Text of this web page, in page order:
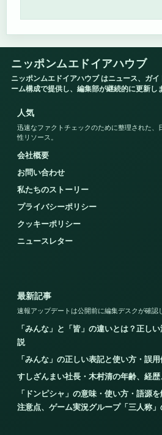
ニッポンムエドイアハウブ
ニッポンムエドイアハウブ はニュース、ガ
ーム構成で提供し、編集部が継続的に更新し
人気
迅速なファクトチェックのために整理された、
性リソース。
会社概要
お問い合わせ
私たちのストーリー
プライバシーポリシー
クッキーポリシー
ニュースレター
最新記事
速報アップデートは公開前に編集デスクが確認
「みんな」と「皆」の違いとは？正し
説
「みんな」の正しい表記と使い方・誤
すしざんまい社長・木村清の年齢、経
「ドンピシャ」の意味・使い方・語源
注意点、ゲーム実況グループ「三人称